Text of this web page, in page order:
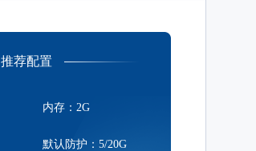
推荐配置
内存：2G
默认防护：5/20G